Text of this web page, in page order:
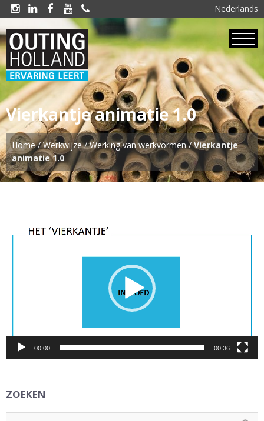
Nederlands
    
Vierkantje animatie 1.0
Home/Werkwijze/Werking van werkvormen/Vierkantje
animatie 1.0
00:00 00:36
ZOEKEN